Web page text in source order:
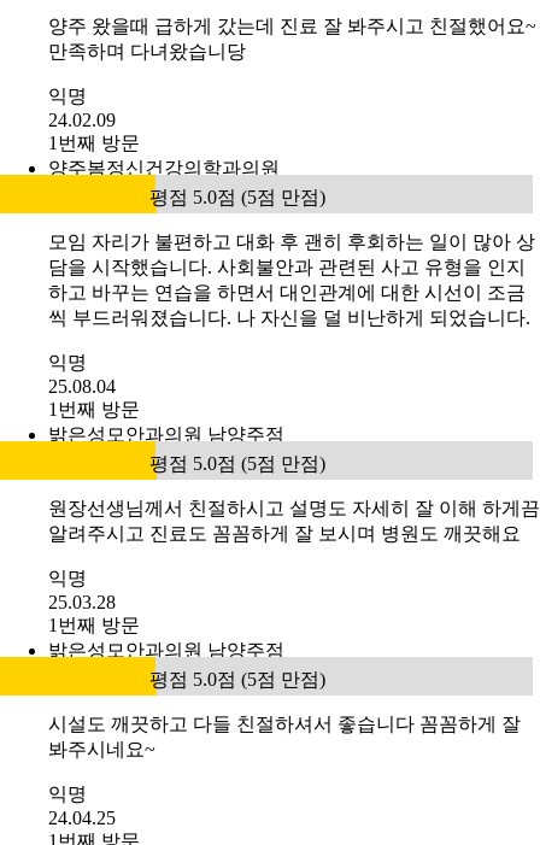
양주 왔을때 급하게 갔는데 진료 잘 봐주시고 친절했어요~
만족하며 다녀왔습니당
익명
24.02.09
1번째 방문
양주봄정신건강의학과의원
평점 5.0점 (5점 만점)
모임 자리가 불편하고 대화 후 괜히 후회하는 일이 많아 상
담을 시작했습니다. 사회불안과 관련된 사고 유형을 인지
하고 바꾸는 연습을 하면서 대인관계에 대한 시선이 조금
씩 부드러워졌습니다. 나 자신을 덜 비난하게 되었습니다.
익명
25.08.04
1번째 방문
밝은성모안과의원 남양주점
평점 5.0점 (5점 만점)
원장선생님께서 친절하시고 설명도 자세히 잘 이해 하게끔
알려주시고 진료도 꼼꼼하게 잘 보시며 병원도 깨끗해요
익명
25.03.28
1번째 방문
밝은성모안과의원 남양주점
평점 5.0점 (5점 만점)
시설도 깨끗하고 다들 친절하셔서 좋습니다 꼼꼼하게 잘
봐주시네요~
익명
24.04.25